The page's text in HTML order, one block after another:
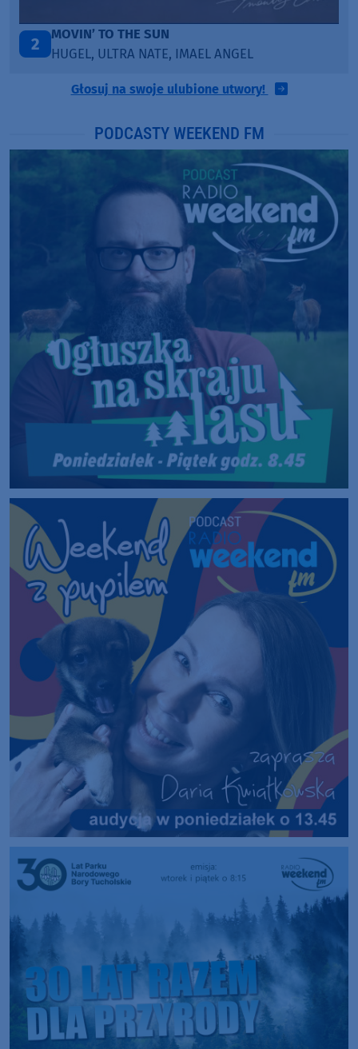
3
ITEPE ITEDE
SANAH
Głosuj na swoje ulubione utwory!
PODCASTY WEEKEND FM